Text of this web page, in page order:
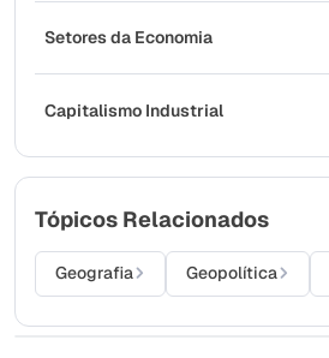
Setores da Economia
Capitalismo Industrial
Tópicos Relacionados
Geografia Geopolítica